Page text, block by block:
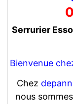
Serrurier
Bienvenue
Chez
nous